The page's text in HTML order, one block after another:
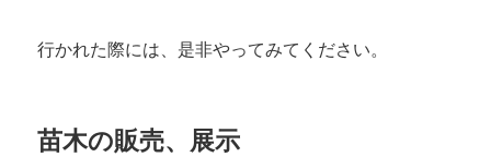
行かれた際には、是非やってみてください。
苗木の販売、展示